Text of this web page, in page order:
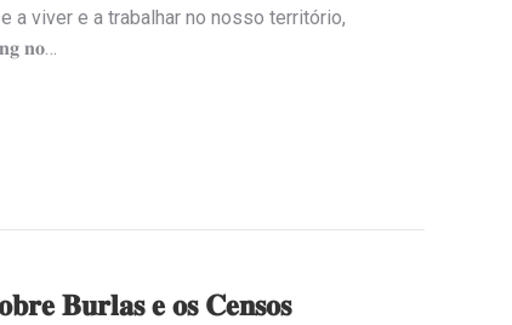
a viver e a trabalhar no nosso território,
𝐧𝐨…
𝐁𝐮𝐫𝐥𝐚𝐬 𝐞 𝐨𝐬 𝐂𝐞𝐧𝐬𝐨𝐬